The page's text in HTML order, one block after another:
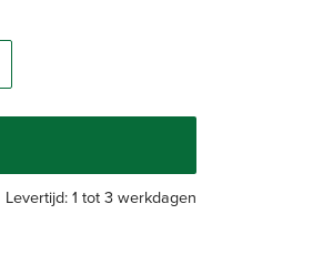
Levertijd: 1 tot 3 werkdagen